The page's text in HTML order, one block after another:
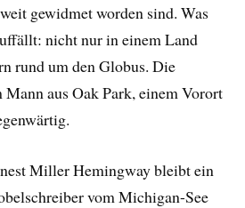
gewidmet worden sind. Was
nicht nur in einem Land
rund um den Globus. Die
aus Oak Park, einem Vorort
Miller Hemingway bleibt ein
vom Michigan-See